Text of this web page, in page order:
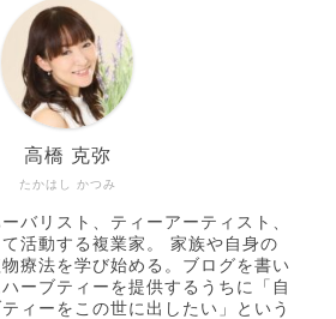
たかはし かつみ
高橋 克弥
バリスト、ティーアーティスト、
活動する複業家。 家族や自身の
療法を学び始める。ブログを書い
ーブティーを提供するうちに「自
ィーをこの世に出したい」という